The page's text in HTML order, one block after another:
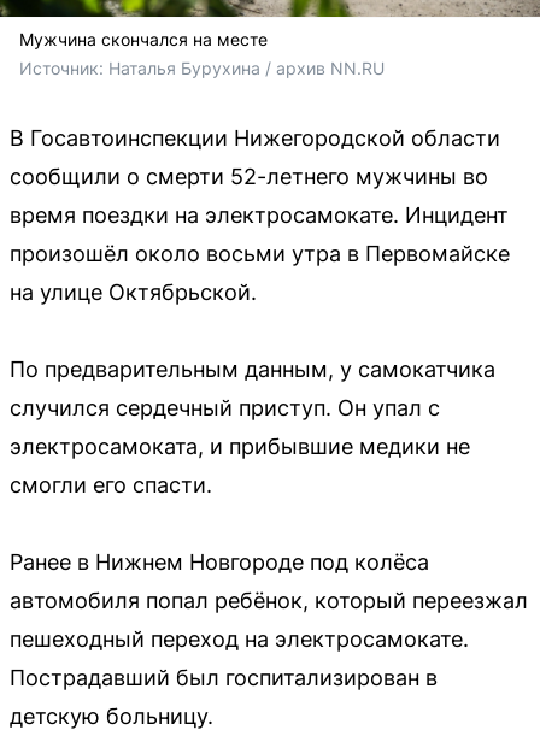
Мужчина скончался на месте
Источник: Наталья Бурухина / архив NN.RU
В Госавтоинспекции Нижегородской области
сообщили о смерти 52-летнего мужчины во
время поездки на электросамокате. Инцидент
произошёл около восьми утра в Первомайске
на улице Октябрьской.
По предварительным данным, у самокатчика
случился сердечный приступ. Он упал с
электросамоката, и прибывшие медики не
смогли его спасти.
Ранее в Нижнем Новгороде под колёса
автомобиля попал ребёнок, который переезжал
пешеходный переход на электросамокате.
Пострадавший был госпитализирован в
детскую больницу.